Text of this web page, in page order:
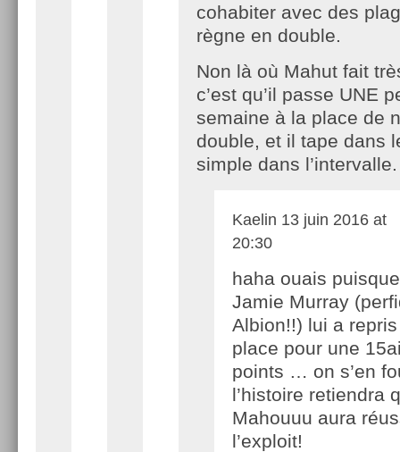
cohabiter avec des
règne en double.
Non là où Mahut fait
c’est qu’il passe UNE
semaine à la place de
double, et il tape dans
simple dans l’intervalle.
Kaelin 13 juin 2016 at
20:30
haha ouais puisque
Jamie Murray
Albion!!) lui a
place pour une
points … on s’en
l’histoire retiendra
Mahouuu aura
l’exploit!